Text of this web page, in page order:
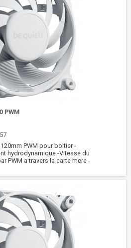
PWM
PWM pour boitier -
hydrodynamique -Vitesse du
PWM a travers la carte mere -